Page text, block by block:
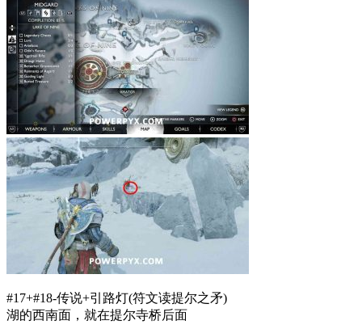
#17+#18-传说+引路灯(符文读提尔之矛)
湖的西南面，就在提尔寺桥后面